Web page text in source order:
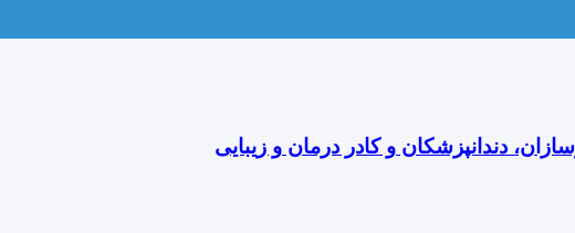
دندانپزشکان و کادر درمان و زیبایی